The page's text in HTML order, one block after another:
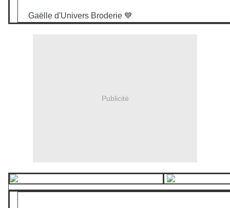
Gaëlle d'Univers Broderie 💙
Publicité